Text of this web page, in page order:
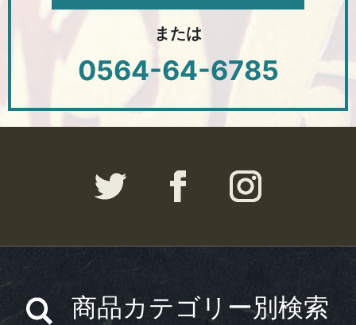
または
0564-64-6785
商品カテゴリー別検索